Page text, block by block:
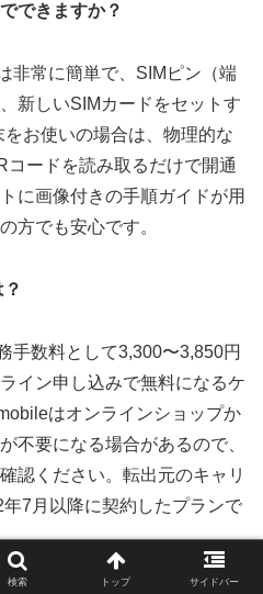
できますか？
非常に簡単で、SIMピン（端
新しいSIMカードをセットす
お使いの場合は、物理的な
コードを読み取るだけで開通
に画像付きの手順ガイドが用
方でも安心です。
手数料として3,300〜3,850円
イン申し込みで無料になるケ
はオンラインショップか
不要になる場合があるので、
認ください。転出元のキャリ
7月以降に契約したプランで
検索 トップ サイドバー